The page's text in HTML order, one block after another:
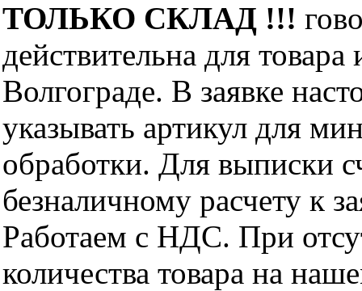
ТОЛЬКО СКЛАД !!!
действительна для
Волгограде. В заявке
указывать артикул для
обработки. Для выписки
безналичному расчету к
Работаем с НДС. При
количества товара на